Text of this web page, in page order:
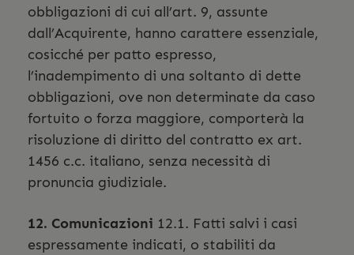
obbligazioni di cui all’art. 9, assunte
dall’Acquirente, hanno carattere essenziale,
cosicché per patto espresso,
l’inadempimento di una soltanto di dette
obbligazioni, ove non determinate da caso
fortuito o forza maggiore, comporterà la
risoluzione di diritto del contratto ex art.
1456 c.c. italiano, senza necessità di
pronuncia giudiziale.
12. Comunicazioni 12.1. Fatti salvi i casi
espressamente indicati, o stabiliti da